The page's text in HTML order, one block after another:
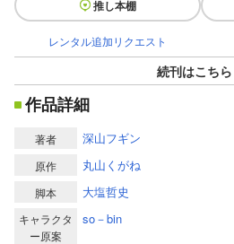
推し本棚
レンタル追加リクエスト
続刊はこちら
作品詳細
著者 深山フギン
原作 丸山くがね
脚本 大塩哲史
キャラクタ
ー原案
so－bin